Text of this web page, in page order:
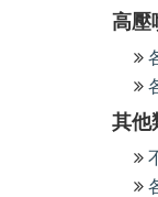
高壓
其他